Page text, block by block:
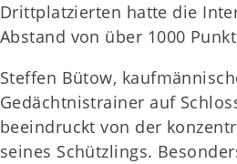
Drittplatzierten hatte die
Abstand von über 1000
Steffen Bütow,
Gedächtnistrainer auf
beeindruckt von der
seines Schützlings.